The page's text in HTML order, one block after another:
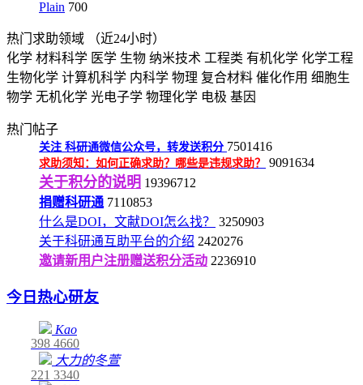
Plain 700
热门求助领域
（近24小时）
化学 材料科学 医学 生物 纳米技术 工程类 有机化学 化学工程
生物化学 计算机科学 内科学 物理 复合材料 催化作用 细胞生
物学 无机化学 光电子学 物理化学 电极 基因
热门帖子
关注 科研通微信公众号，转发送积分 7501416
求助须知：如何正确求助？哪些是违规求助？ 9091634
关于积分的说明 19396712
捐赠科研通 7110853
什么是DOI，文献DOI怎么找？
3250903
关于科研通互助平台的介绍 2420276
邀请新用户注册赠送积分活动 2236910
今日热心研友
Kao
398 4660
大力的冬萱
221 3340